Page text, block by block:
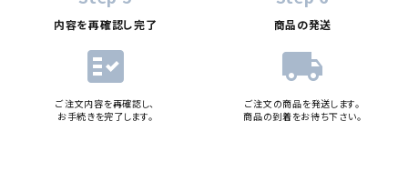
内容を再確認し完了
fact_check
ご注文内容を再確認し、
お手続きを完了します。
商品の発送
local_shipping
ご注文の商品を発送します。
商品の到着をお待ち下さい。